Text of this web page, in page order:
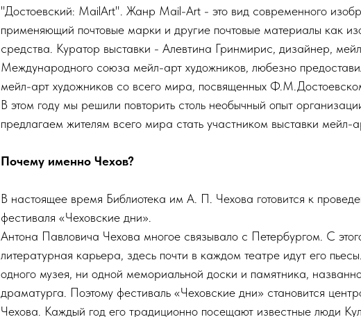
"Достоевский: MailArt". Жанр Mail-Art - это вид современного
применяющий почтовые марки и другие почтовые материалы как
средства. Куратор выставки - Алевтина Гринмирис, дизайнер,
Международного союза мейл-арт художников, любезно
мейл-арт художников со всего мира, посвященных
В этом году мы решили повторить столь необычный опыт
предлагаем жителям всего мира стать участником выставки мейл-
Почему именно Чехов?
В настоящее время Библиотека им А. П. Чехова готовится к
фестиваля «Чеховские дни».
Антона Павловича Чехова многое связывало с Петербургом. С
литературная карьера, здесь почти в каждом театре идут его
одного музея, ни одной мемориальной доски и памятника,
драматурга. Поэтому фестиваль «Чеховские дни» становится
Чехова. Каждый год его традиционно посещают известные люди